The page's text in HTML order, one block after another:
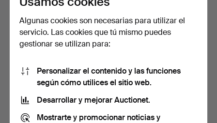
GRAN JARRÓN DE LATÓN
CON ORNAMENTOS
296 USD
ANTIGUA COPA
197 USD
Algunas cookies son necesarias para utilizar el
servicio. Las cookies que tú mismo puedes
gestionar se utilizan para:
Personalizar el contenido y las funciones
según cómo utilices el sitio web.
Desarrollar y mejorar Auctionet.
Mostrarte y promocionar noticias y